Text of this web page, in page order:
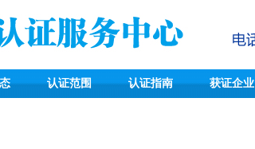
认证范围 认证指南 获证企业